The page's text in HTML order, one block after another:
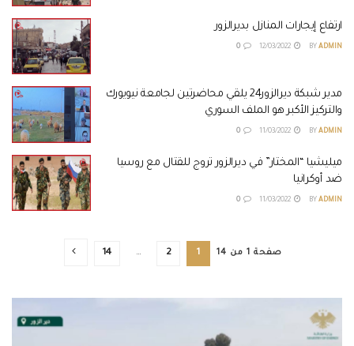
ارتفاع إيجارات المنازل بديرالزور
BY ADMIN
مدير شبكة ديرالزور24 يلقي محاضرتين لجامعة نيويورك
والتركيز الأكبر هو الملف السوري
BY ADMIN
ميليشيا “المختار” في ديرالزور تروج للقتال مع روسيا
ضد أوكرانيا
BY ADMIN
صفحة 1 من 14 1
2
…
14